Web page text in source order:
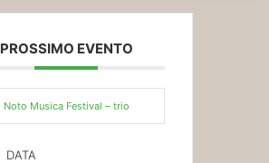
PROSSIMO EVENTO
Noto Musica Festival – trio
DATA